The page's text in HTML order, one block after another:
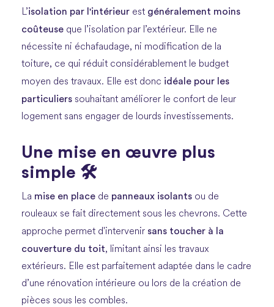
L’isolation par l'intérieur est généralement moins
coûteuse que l’isolation par l’extérieur. Elle ne
nécessite ni échafaudage, ni modification de la
toiture, ce qui réduit considérablement le budget
moyen des travaux. Elle est donc idéale pour les
particuliers souhaitant améliorer le confort de leur
logement sans engager de lourds investissements.
Une mise en œuvre plus
simple 🛠️
La mise en place de panneaux isolants ou de
rouleaux se fait directement sous les chevrons. Cette
approche permet d'intervenir sans toucher à la
couverture du toit, limitant ainsi les travaux
extérieurs. Elle est parfaitement adaptée dans le cadre
d’une rénovation intérieure ou lors de la création de
pièces sous les combles.